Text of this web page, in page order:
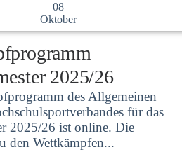
08
Oktober
2025/26
des Allgemeinen
für das
2025/26 ist online. Die
den Wettkämpfen...